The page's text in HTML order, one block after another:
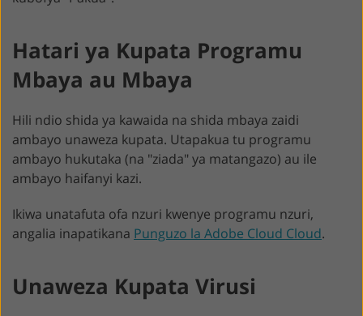
Hatari ya Kupata Programu
Mbaya au Mbaya
Hili ndio shida ya kawaida na shida mbaya zaidi
ambayo unaweza kupata. Utapakua tu programu
ambayo hukutaka (na "ziada" ya matangazo) au ile
ambayo haifanyi kazi.
Ikiwa unatafuta ofa nzuri kwenye programu nzuri,
angalia inapatikana Punguzo la Adobe Cloud Cloud.
Unaweza Kupata Virusi